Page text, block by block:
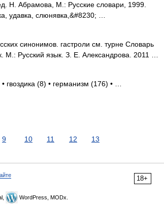
Н. Абрамова, М.: Русские словари, 1999.
удавка, слюнявка,&#8230; …
синонимов. гастроли см. турне Словарь
М.: Русский язык. З. Е. Александрова. 2011 …
(8) • германизм (176) • …
9 10 11 12 13
18+
WordPress, MODx.